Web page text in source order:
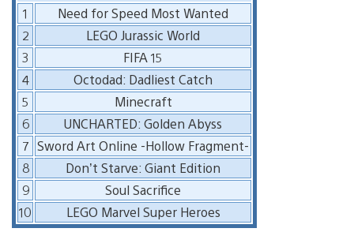
1
Need for Speed Most Wanted
2
LEGO Jurassic World
3
FIFA 15
4
Octodad: Dadliest Catch
5
Minecraft
6
UNCHARTED: Golden Abyss
7 Sword Art Online -Hollow Fragment-
8
Don’t Starve: Giant Edition
9
Soul Sacrifice
10
LEGO Marvel Super Heroes